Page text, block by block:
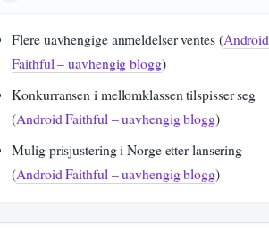
Flere uavhengige anmeldelser ventes (Android
Faithful – uavhengig blogg)
Konkurransen i mellomklassen tilspisser seg
(Android Faithful – uavhengig blogg)
Mulig prisjustering i Norge etter lansering
(Android Faithful – uavhengig blogg)